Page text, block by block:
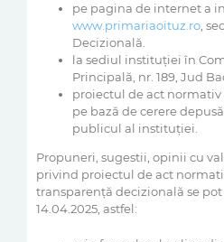
pe pagina de internet a
www.primariaoituz.ro ,
Decizională.
la sediul instituţiei în
Principală, nr. 189, Jud
proiectul de act normativ
pe bază de cerere
publicul al instituţiei.
Propuneri, sugestii, opinii cu
privind proiectul de act
transparenţă decizională se
14.04.2025, astfel: